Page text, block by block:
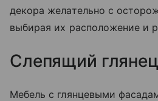
декора желательно с
выбирая их расположение и
Слепящий глянец
Мебель с глянцевыми